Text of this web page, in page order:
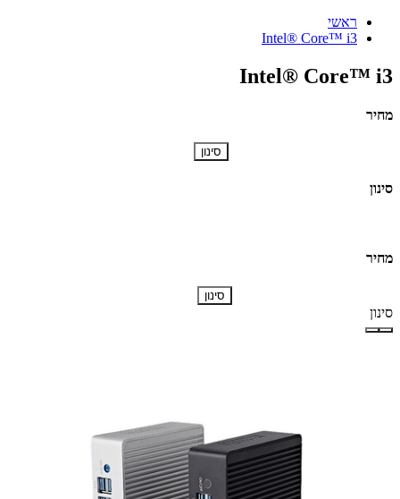
ראשי
Intel® Core™ i3
Intel® Core™ i3
מחיר
סינון
סינון
מחיר
סינון
סינון